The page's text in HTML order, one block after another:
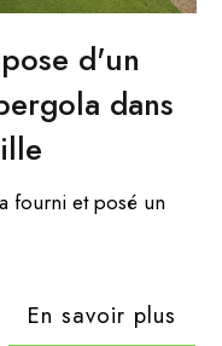
d'un
dans
fourni et posé un
En savoir plus